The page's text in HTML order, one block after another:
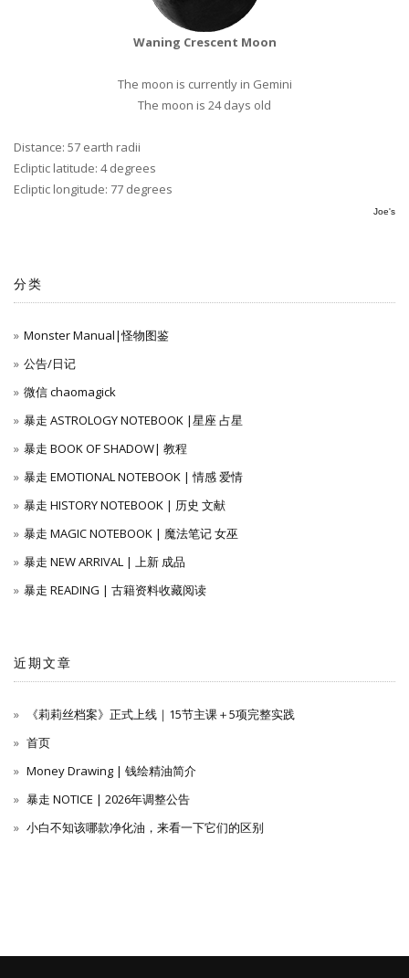
Waning Crescent Moon
The moon is currently in Gemini
The moon is 24 days old
Distance: 57 earth radii
Ecliptic latitude: 4 degrees
Ecliptic longitude: 77 degrees
Joe's
分类
Monster Manual|怪物图鉴
公告/日记
微信 chaomagick
暴走 ASTROLOGY NOTEBOOK |星座 占星
暴走 BOOK OF SHADOW| 教程
暴走 EMOTIONAL NOTEBOOK | 情感 爱情
暴走 HISTORY NOTEBOOK | 历史 文献
暴走 MAGIC NOTEBOOK | 魔法笔记 女巫
暴走 NEW ARRIVAL | 上新 成品
暴走 READING | 古籍资料收藏阅读
近期文章
《莉莉丝档案》正式上线｜15节主课＋5项完整实践
首页
Money Drawing | 钱绘精油简介
暴走 NOTICE | 2026年调整公告
小白不知该哪款净化油，来看一下它们的区别